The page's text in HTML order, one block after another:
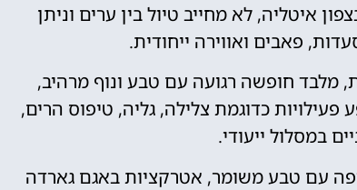
בצפון איטליה, לא מחייב טיול בין ערים וניתן
פאבים ואווירה ייחודית.
מלבד חופשה רגועה עם טבע ונוף מרהיב,
כדוגמת צלילה, גליה, טיפוס הרים,
במסלול ייעודי.
עם טבע משומר, אטרקציות באגם גארדה